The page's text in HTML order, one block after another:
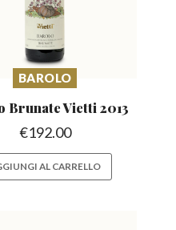
BAROLO
BrunateVietti 2013
€192.00
AL CARRELLO